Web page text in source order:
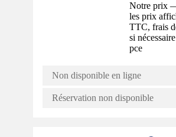
Notre prix
les prix
TTC, frais
si
pce
Non disponible en ligne
Réservation non disponible